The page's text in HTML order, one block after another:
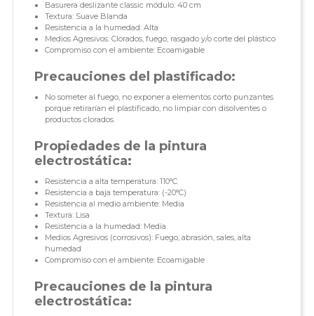
Basurera deslizante classic módulo: 40 cm
Textura: Suave Blanda
Resistencia a la humedad: Alta
Medios Agresivos: Clorados, fuego, rasgado y/o corte del plástico
Compromiso con el ambiente: Ecoamigable
Precauciones del plastificado:
No someter al fuego, no exponer a elementos corto punzantes
porque retirarían el plastificado, no limpiar con disolventes o
productos clorados.
Propiedades de la pintura
electrostática:
Resistencia a alta temperatura: 110°C
Resistencia a baja temperatura: (-20°C)
Resistencia al medio ambiente: Media
Textura: Lisa
Resistencia a la humedad: Media
Medios Agresivos (corrosivos): Fuego, abrasión, sales, alta
humedad
Compromiso con el ambiente: Ecoamigable
Precauciones de la pintura
electrostática: